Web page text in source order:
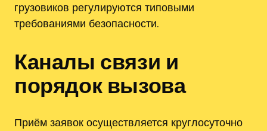
грузовиков регулируются типовыми
требованиями безопасности.
Каналы связи и
порядок вызова
Приём заявок осуществляется круглосуточно